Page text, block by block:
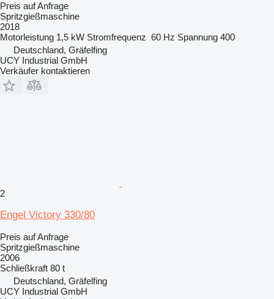
Preis auf Anfrage
Spritzgießmaschine
2018
Motorleistung 1,5 kW Stromfrequenz 60 Hz Spannung 400
Deutschland, Gräfelfing
UCY Industrial GmbH
Verkäufer kontaktieren
2
Engel Victory 330/80
Preis auf Anfrage
Spritzgießmaschine
2006
Schließkraft 80 t
Deutschland, Gräfelfing
UCY Industrial GmbH